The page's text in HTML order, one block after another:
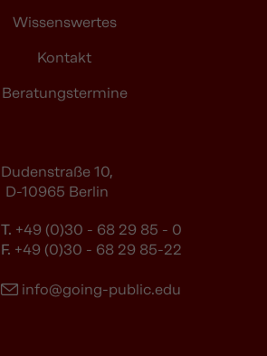
Wissenswertes
Kontakt
Beratungstermine
Dudenstraße 10,
D-10965 Berlin
T. +49 (0)30 - 68 29 85 - 0
F. +49 (0)30 - 68 29 85-22
info@going-public.edu